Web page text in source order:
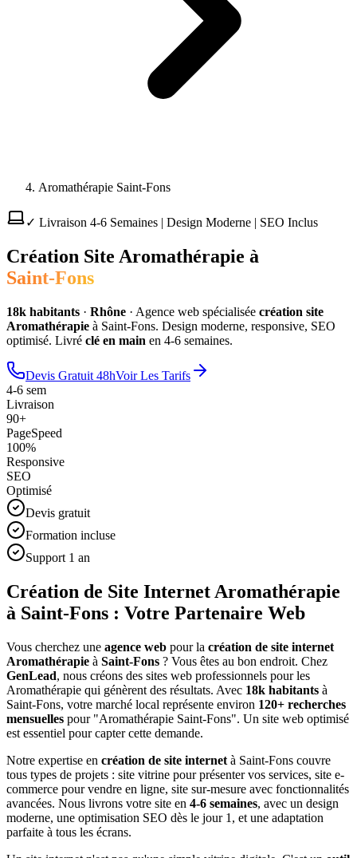
Aromathérapie Saint-Fons
✓ Livraison 4-6 Semaines | Design Moderne | SEO Inclus
Création Site Aromathérapie à
Saint-Fons
18k habitants · Rhône · Agence web spécialisée création site
Aromathérapie à Saint-Fons. Design moderne, responsive, SEO
optimisé. Livré clé en main en 4-6 semaines.
Devis Gratuit 48hVoir Les Tarifs
4-6 sem
Livraison
90+
PageSpeed
100%
Responsive
SEO
Optimisé
Devis gratuit
Formation incluse
Support 1 an
Création de Site Internet Aromathérapie
à Saint-Fons : Votre Partenaire Web
Vous cherchez une agence web pour la création de site internet
Aromathérapie à Saint-Fons ? Vous êtes au bon endroit. Chez
GenLead, nous créons des sites web professionnels pour les
Aromathérapie qui génèrent des résultats. Avec 18k habitants à
Saint-Fons, votre marché local représente environ 120+ recherches
mensuelles pour "Aromathérapie Saint-Fons". Un site web optimisé
est essentiel pour capter cette demande.
Notre expertise en création de site internet à Saint-Fons couvre
tous types de projets : site vitrine pour présenter vos services, site e-
commerce pour vendre en ligne, site sur-mesure avec fonctionnalités
avancées. Nous livrons votre site en 4-6 semaines, avec un design
moderne, une optimisation SEO dès le jour 1, et une adaptation
parfaite à tous les écrans.